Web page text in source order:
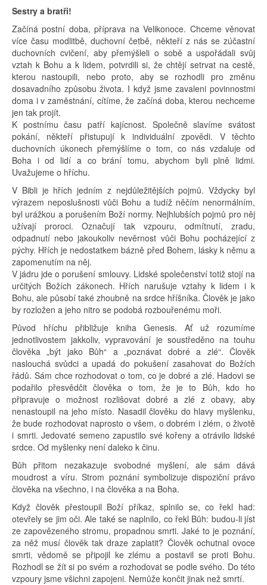
Sestry a bratři!
Začíná postní doba, příprava na Velikonoce. Chceme věnovat
více času modlitbě, duchovní četbě, někteří z nás se zúčastní
duchovních cvičení, aby přemýšleli o sobě a uspořádali svůj
vztah k Bohu a k lidem, potvrdili si, že chtějí setrvat na cestě,
kterou nastoupili, nebo proto, aby se rozhodli pro změnu
dosavadního způsobu života. I když jsme zavaleni povinnostmi
doma i v zaměstnání, cítíme, že začíná doba, kterou nechceme
jen tak projít.
K postnímu času patří kajícnost. Společně slavíme svátost
pokání, někteří přistupují k individuální zpovědi. V těchto
duchovních úkonech přemýšlíme o tom, co nás vzdaluje od
Boha i od lidí a co brání tomu, abychom byli plně lidmi.
Uvažujeme o hříchu.
V Bibli je hřích jedním z nejdůležitějších pojmů. Vždycky byl
výrazem neposlušnosti vůči Bohu a tudíž něčím nenormálním,
byl urážkou a porušením Boží normy. Nejhlubších pojmů pro něj
užívají proroci. Označují tak vzpouru, odmítnutí, zradu,
odpadnutí nebo jakoukoliv nevěrnost vůči Bohu pocházející z
pýchy. Hřích je nedostatkem bázně před Bohem, lásky k němu a
zapomenutím na něj.
V jádru jde o porušení smlouvy. Lidské společenství totiž stojí na
určitých Božích zákonech. Hřích narušuje vztahy k lidem i k
Bohu, ale působí také zhoubně na srdce hříšníka. Člověk je jako
by rozložen a jeho nitro se podobá rozbouřenému moři.
Původ hříchu přibližuje kniha Genesis. Ať už rozumíme
jednotlivostem jakkoliv, vypravování je soustředěno na touhu
člověka „být jako Bůh“ a „poznávat dobré a zlé“. Člověk
naslouchá svůdci a upadá do pokušení zasahovat do Božích
řádů. Sám chce rozhodovat o tom, co je dobré a zlé. Hadovi se
podařilo přesvědčit člověka o tom, že je to Bůh, kdo ho
připravuje o možnost rozlišovat dobré a zlé z obavy, aby
nenastoupil na jeho místo. Nasadil člověku do hlavy myšlenku,
že bude rozhodovat naprosto o všem, o dobrém i zlém, o životě
i smrti. Jedovaté semeno zapustilo své kořeny a otrávilo lidské
srdce. Od myšlenky není daleko k činu.
Bůh přitom nezakazuje svobodné myšlení, ale sám dává
moudrost a víru. Strom poznání symbolizuje dispoziční právo
člověka na všechno, i na člověka a na Boha.
Když člověk přestoupil Boží příkaz, splnilo se, co řekl had:
otevřely se jim oči. Ale také se naplnilo, co řekl Bůh: budou-li jíst
ze zapovězeného stromu, propadnou smrti. Jaké to je poznání,
za něž musí člověk tak draze zaplatit? Člověk ochutnal ovoce
smrti, vědomě se připojil ke zlému a postavil se proti Bohu.
Rozhodl se žít si po svém a rozhodovat se podle svého. Do této
vzpoury jsme všichni zapojeni. Nemůže končit jinak než smrtí.